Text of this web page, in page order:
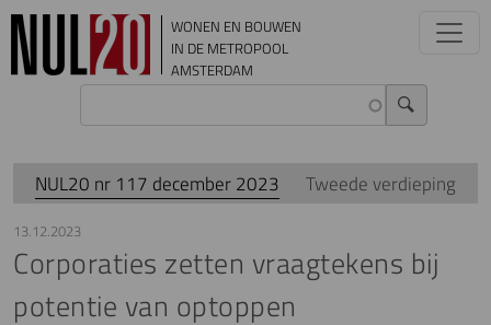
Overslaan en naar de inhoud gaan
WONEN EN BOUWEN
IN DE METROPOOL
AMSTERDAM
NUL20 nr 117 december 2023 Tweede verdieping
13.12.2023
Corporaties zetten vraagtekens bij
potentie van optoppen